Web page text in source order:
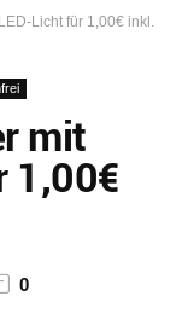
Licht für 1,00€ inkl.
mit
1,00€
0